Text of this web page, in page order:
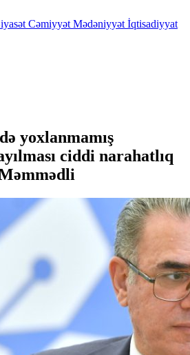
Cəmiyyət Mədəniyyət İqtisadiyyat
yoxlanmamış
ciddi narahatlıq